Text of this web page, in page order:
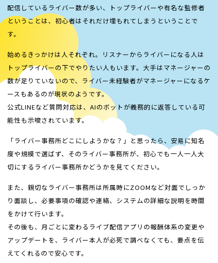
配信しているライバー数が多い、トップライバーや有名な監修者
ということは、初心者はそれだけ埋もれてしまうということで
す。
始めるきっかけは人それぞれ。リスナーからライバーになる人は
トップライバーの下でやりたい人もいます。大手はマネージャーの
数が足りていないので、ライバー未経験者がマネージャーになるケ
ースもあるのが現状のようです。
公式LINEなど質問対応は、AIのボットが義務的に返答している可
能性も示唆されています。
「ライバー事務所どこにしようかな？」と思ったら、安易に知名
度や規模で選ばず、そのライバー事務所が、初心でも一人一人大
切にするライバー事務所かどうかを見てください。
また、親切なライバー事務所は所属時にZOOMなど対面でしっか
り面談し、必要事項の確認や連絡、システムの詳細な説明を時間
をかけて行います。
その後も、月ごとに変わるライブ配信アプリの報酬体系の変更や
アップデートを、ライバー本人が必死で調べなくても、要点を伝
えてくれるので安心です。